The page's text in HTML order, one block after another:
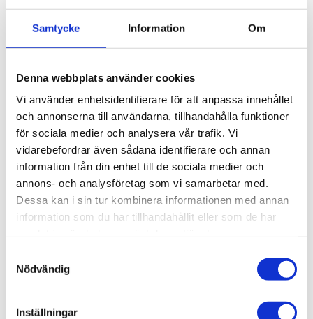
Samtycke Information Om
Denna webbplats använder cookies
Vi använder enhetsidentifierare för att anpassa innehållet
och annonserna till användarna, tillhandahålla funktioner
för sociala medier och analysera vår trafik. Vi
vidarebefordrar även sådana identifierare och annan
information från din enhet till de sociala medier och
annons- och analysföretag som vi samarbetar med.
Dessa kan i sin tur kombinera informationen med annan
information som du har tillhandahållit eller som de har
Nödvändig
Inställningar
Antal
st
KÖP
Lagerstatus
Lagervara
Artikelnr
098-008
Vikt
0,003 kg